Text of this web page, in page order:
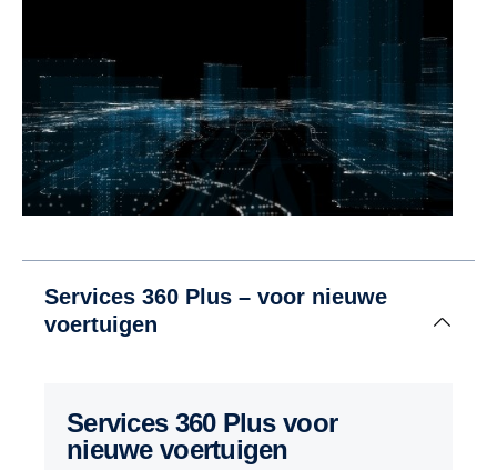
Services 360 Plus – voor nieuwe
voertuigen
Services 360 Plus voor
nieuwe voertuigen